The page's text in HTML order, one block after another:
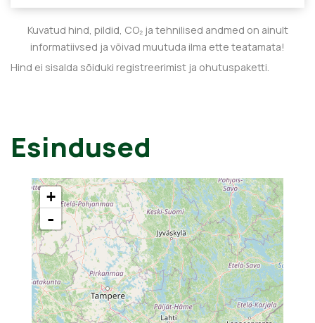
Kuvatud hind, pildid, CO₂ ja tehnilised andmed on ainult
informatiivsed ja võivad muutuda ilma ette teatamata!
Hind ei sisalda sõiduki registreerimist ja ohutuspaketti.
Esindused
+
-